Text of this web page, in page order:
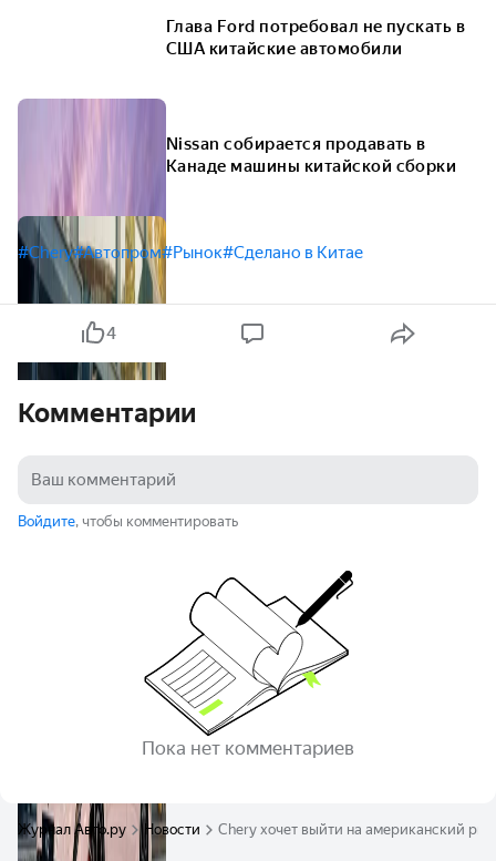
Глава Ford потребовал не пускать в
США китайские автомобили
Nissan собирается продавать в
Канаде машины китайской сборки
#Chery#Автопром#Рынок#Сделано в Китае
4
Комментарии
Войдите, чтобы комментировать
Пока нет комментариев
Журнал Авто.ру Новости Chery хочет выйти на американский